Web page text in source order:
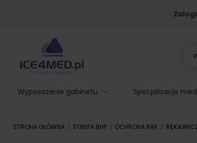
Wyposażenie gabinetu Specjalizacje
STRONA GŁÓWNA STREFA BHP OCHRONA RĄK